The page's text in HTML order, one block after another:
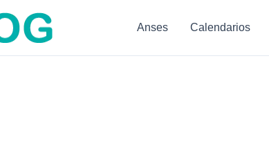
Anses Calendarios